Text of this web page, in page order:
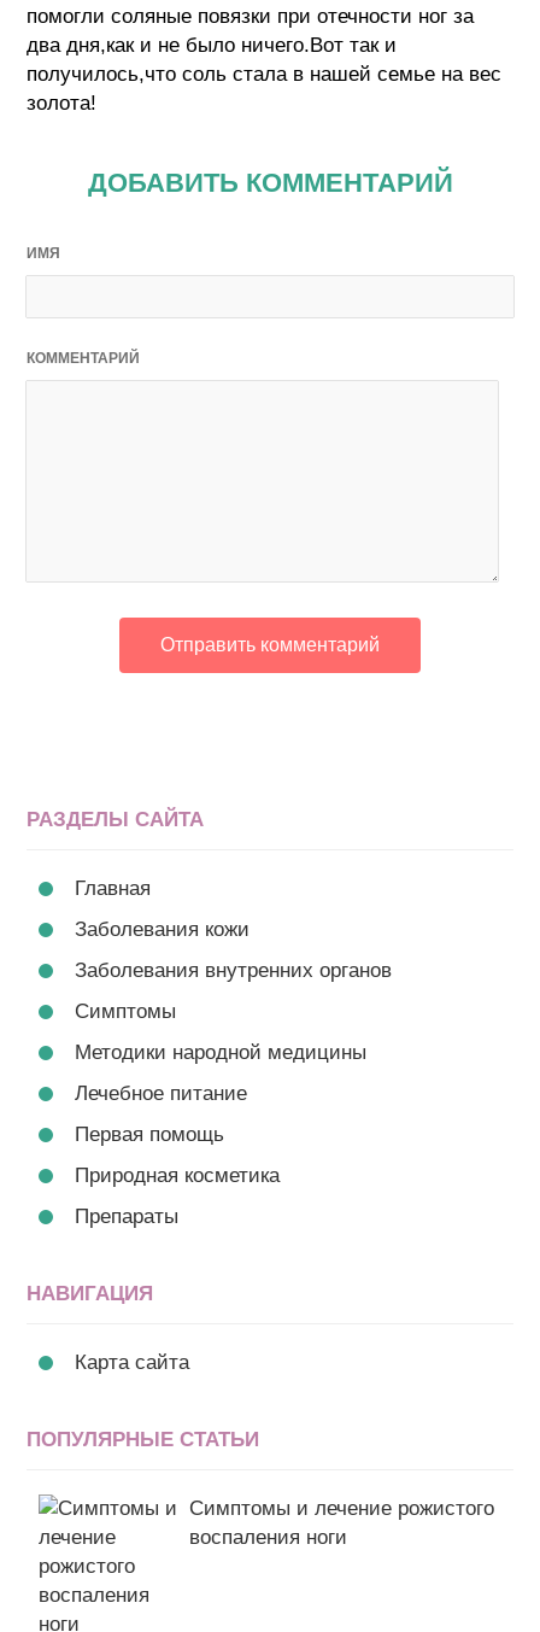
помогли соляные повязки при отечности ног за
два дня,как и не было ничего.Вот так и
получилось,что соль стала в нашей семье на вес
золота!
ДОБАВИТЬ КОММЕНТАРИЙ
ИМЯ
КОММЕНТАРИЙ
РАЗДЕЛЫ САЙТА
Главная
Заболевания кожи
Заболевания внутренних органов
Симптомы
Методики народной медицины
Лечебное питание
Первая помощь
Природная косметика
Препараты
НАВИГАЦИЯ
Карта сайта
ПОПУЛЯРНЫЕ СТАТЬИ
Симптомы и лечение рожистого
воспаления ноги